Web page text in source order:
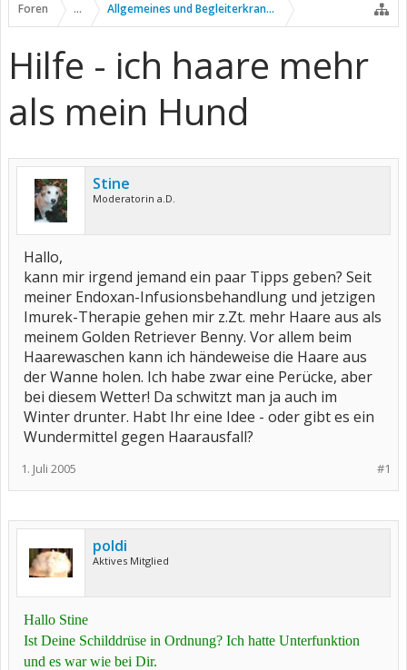
Foren ... Allgemeines und Begleiterkrankungen
Hilfe - ich haare mehr
als mein Hund
Stine
Moderatorin a.D.
Hallo,
kann mir irgend jemand ein paar Tipps geben? Seit
meiner Endoxan-Infusionsbehandlung und jetzigen
Imurek-Therapie gehen mir z.Zt. mehr Haare aus als
meinem Golden Retriever Benny. Vor allem beim
Haarewaschen kann ich händeweise die Haare aus
der Wanne holen. Ich habe zwar eine Perücke, aber
bei diesem Wetter! Da schwitzt man ja auch im
Winter drunter. Habt Ihr eine Idee - oder gibt es ein
Wundermittel gegen Haarausfall?
#1
1. Juli 2005
poldi
Aktives Mitglied
Hallo Stine
Ist Deine Schilddrüse in Ordnung? Ich hatte Unterfunktion
und es war wie bei Dir.